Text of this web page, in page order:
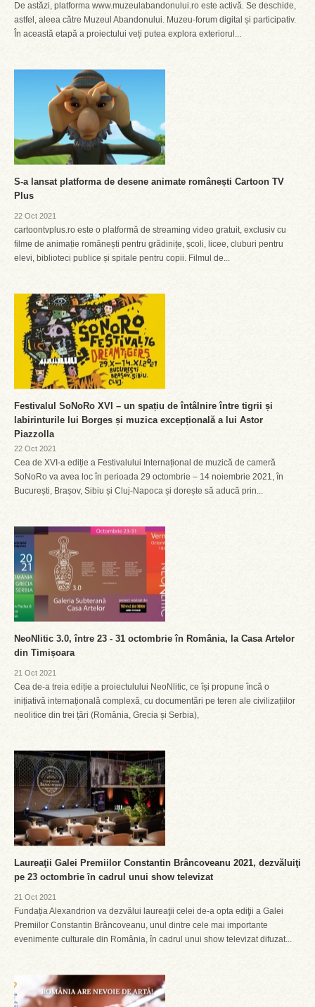
De astăzi, platforma www.muzeulabandonului.ro este activă. Se deschide,
astfel, aleea către Muzeul Abandonului. Muzeu-forum digital și participativ.
În această etapă a proiectului veți putea explora exteriorul...
S-a lansat platforma de desene animate românești Cartoon TV
Plus
22 Oct 2021
cartoontvplus.ro este o platformă de streaming video gratuit, exclusiv cu
filme de animație românești pentru grădinițe, școli, licee, cluburi pentru
elevi, biblioteci publice și spitale pentru copii. Filmul de...
Festivalul SoNoRo XVI – un spațiu de întâlnire între tigrii și
labirinturile lui Borges și muzica excepțională a lui Astor
Piazzolla
22 Oct 2021
Cea de XVI-a ediție a Festivalului Internațional de muzică de cameră
SoNoRo va avea loc în perioada 29 octombrie – 14 noiembrie 2021, în
București, Brașov, Sibiu și Cluj-Napoca și dorește să aducă prin...
NeoNlitic 3.0, între 23 - 31 octombrie în România, la Casa Artelor
din Timișoara
21 Oct 2021
Cea de-a treia ediție a proiectulului NeoNlitic, ce își propune încă o
inițiativă internațională complexă, cu documentări pe teren ale civilizațiilor
neolitice din trei țări (România, Grecia și Serbia),
Laureaţii Galei Premiilor Constantin Brâncoveanu 2021, dezvăluiţi
pe 23 octombrie ȋn cadrul unui show televizat
21 Oct 2021
Fundația Alexandrion va dezvălui laureaţii celei de-a opta ediţii a Galei
Premiilor Constantin Brâncoveanu, unul dintre cele mai importante
evenimente culturale din România, ȋn cadrul unui show televizat difuzat...